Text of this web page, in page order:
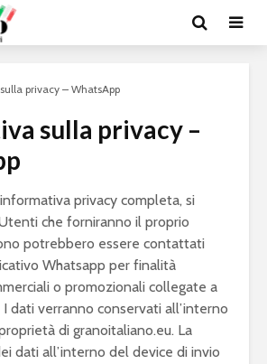
privacy – WhatsApp
sulla privacy –
privacy completa, si
che forniranno il proprio
potrebbero essere contattati
Whatsapp per finalità
o promozionali collegate a
dati verranno conservati all’interno
di granoitaliano.eu. La
dati all’interno del device di invio